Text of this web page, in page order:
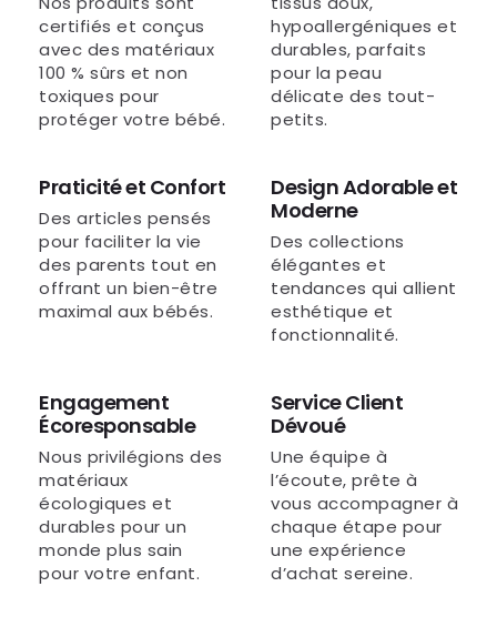
certifiés et conçus
avec des matériaux
100 % sûrs et non
toxiques pour
protéger votre bébé.
hypoallergéniques et
durables, parfaits
pour la peau
délicate des tout-
petits.
Praticité et Confort
Des articles pensés
pour faciliter la vie
des parents tout en
offrant un bien-être
maximal aux bébés.
Design Adorable et
Moderne
Des collections
élégantes et
tendances qui allient
esthétique et
fonctionnalité.
Engagement
Écoresponsable
Nous privilégions des
matériaux
écologiques et
durables pour un
monde plus sain
pour votre enfant.
Service Client
Dévoué
Une équipe à
l’écoute, prête à
vous accompagner à
chaque étape pour
une expérience
d’achat sereine.